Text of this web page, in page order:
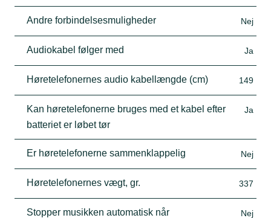
Andre forbindelsesmuligheder Nej
Audiokabel følger med Ja
Høretelefonernes audio kabellængde (cm) 149
Kan høretelefonerne bruges med et kabel efter
batteriet er løbet tør
Ja
Er høretelefonerne sammenklappelig Nej
Høretelefonernes vægt, gr. 337
Stopper musikken automatisk når
Nej